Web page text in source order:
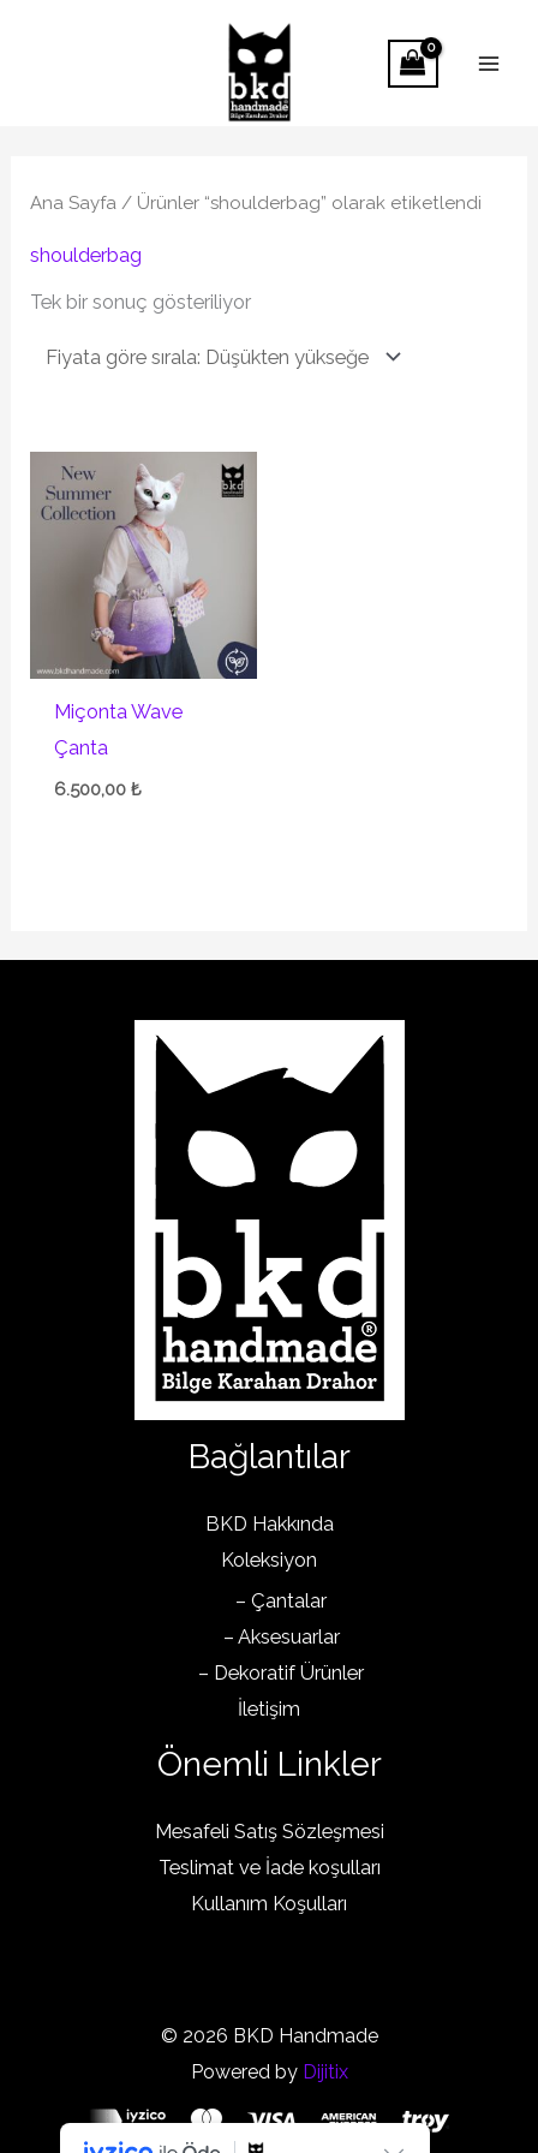
Ana Sayfa / Ürünler “shoulderbag” olarak etiketlendi
shoulderbag
Tek bir sonuç gösteriliyor
Miçonta Wave
Çanta
6.500,00 ₺
Bağlantılar
BKD Hakkında
Koleksiyon
– Çantalar
– Aksesuarlar
– Dekoratif Ürünler
İletişim
Önemli Linkler
Mesafeli Satış Sözleşmesi
Teslimat ve İade koşulları
Kullanım Koşulları
© 2026 BKD Handmade
Powered by Dijitix